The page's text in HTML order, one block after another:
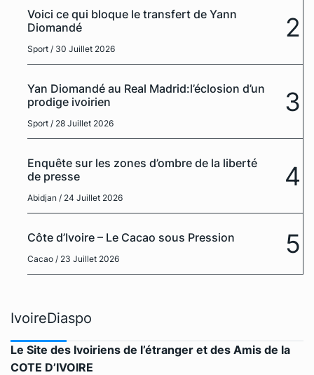
Voici ce qui bloque le transfert de Yann
Diomandé
Sport / 30 Juillet 2026
2
Yan Diomandé au Real Madrid:l’éclosion d’un
prodige ivoirien
Sport / 28 Juillet 2026
3
Enquête sur les zones d’ombre de la liberté
de presse
Abidjan / 24 Juillet 2026
4
Côte d’Ivoire – Le Cacao sous Pression
Cacao / 23 Juillet 2026 5
IvoireDiaspo
Le Site des Ivoiriens de l’étranger et des Amis de la
COTE D’IVOIRE